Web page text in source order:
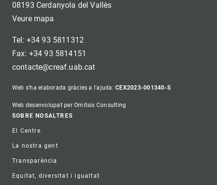
08193 Cerdanyola del Vallès
Veure mapa
Tel: +34 93 5811312
Fax: +34 93 5814151
contacte@creaf.uab.cat
Web s'ha elaborada gràcies a l'ajuda:CEX2023-001340-S
Web desenvolupat per Omitsis Consulting
Footer
SOBRE NOSALTRES
El Centre
La nostra gent
Transparència
Equitat, diversitat i igualtat